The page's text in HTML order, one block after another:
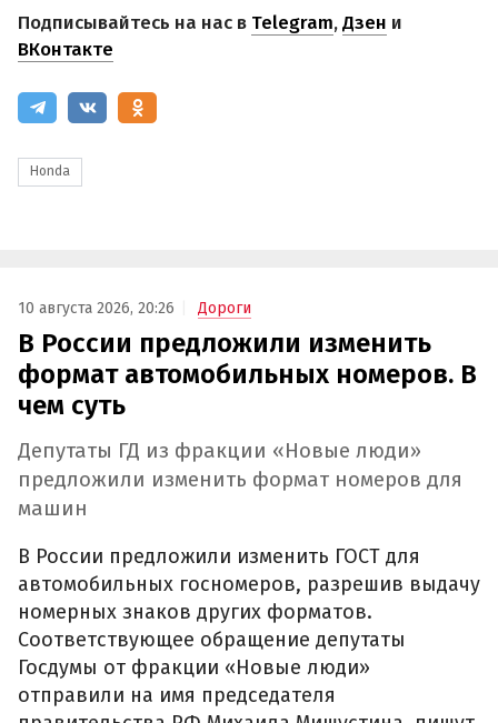
Подписывайтесь на нас в Telegram,Дзен и
ВКонтакте
Honda
10 августа 2026, 20:26 Дороги
В России предложили изменить
формат автомобильных номеров. В
чем суть
Депутаты ГД из фракции «Новые люди»
предложили изменить формат номеров для
машин
В России предложили изменить ГОСТ для
автомобильных госномеров, разрешив выдачу
номерных знаков других форматов.
Соответствующее обращение депутаты
Госдумы от фракции «Новые люди»
отправили на имя председателя